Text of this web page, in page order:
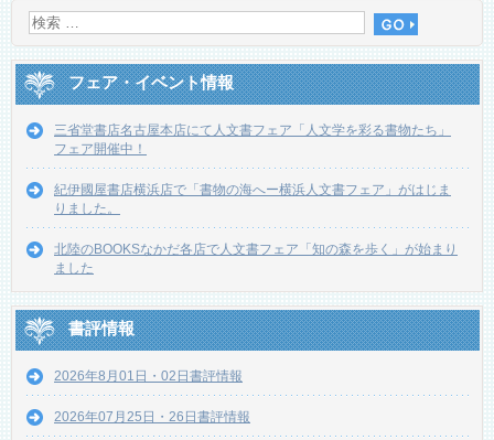
フェア・イベント情報
三省堂書店名古屋本店にて人文書フェア「人文学を彩る書物たち」
フェア開催中！
紀伊國屋書店横浜店で「書物の海へー横浜人文書フェア」がはじま
りました。
北陸のBOOKSなかだ各店で人文書フェア「知の森を歩く」が始まり
ました
書評情報
2026年8月01日・02日書評情報
2026年07月25日・26日書評情報